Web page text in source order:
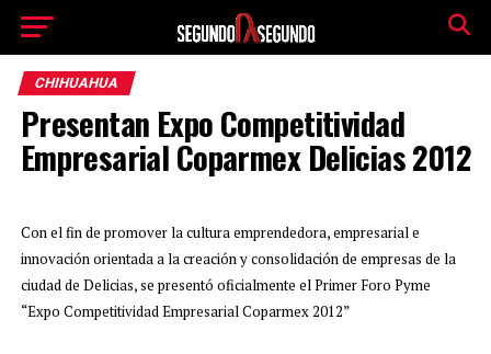
CHIHUAHUA
Presentan Expo Competitividad
Empresarial Coparmex Delicias 2012
Con el fin de promover la cultura emprendedora, empresarial e
innovación orientada a la creación y consolidación de empresas de la
ciudad de Delicias, se presentó oficialmente el Primer Foro Pyme
“Expo Competitividad Empresarial Coparmex 2012”